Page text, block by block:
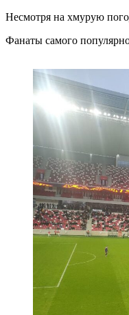
Несмотря на хмурую
Фанаты самого